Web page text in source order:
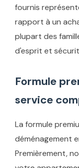
fournis
rapport à un
plupart des
d'esprit et
Formule
service
La formule
déménagement
Premièrement,